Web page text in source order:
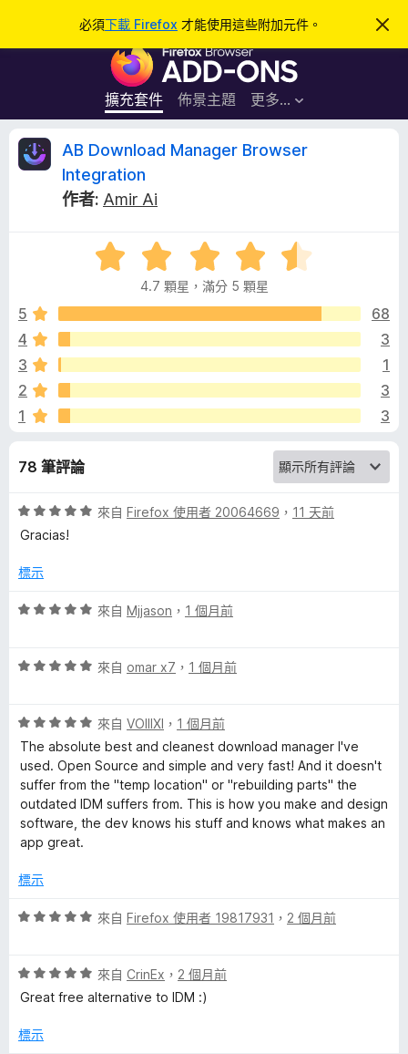
必須下載 Firefox 才能使用這些附加元件。
忽
此
F
r
e
器
附
加
件
擴充套件 佈景主題 更多…
登入
A
B
w
n
l
o
a
d
M
n
a
g
e
r
B
o
AB Download Manager Browser
Integration
作者: Amir Ai
評
價
.
分
滿
5
4.7 顆星，滿分 5 顆星
5
68
4
3
3
1
2
3
1
3
78 筆評論
評
價
分
滿
分
來自 Firefox 使用者 20064669 ， 11 天前
Gracias!
標示
評
分
分
5
分
來自 Mjjason ， 1 個月前
評
分
，
滿
分
5
分
來自 omar x7 ， 1 個月前
評
價
5
分
，
滿
分
分
來自 VOIIIXI ， 1 個月前
The absolute best and cleanest download manager I've
used. Open Source and simple and very fast! And it doesn't
suffer from the "temp location" or "rebuilding parts" the
outdated IDM suffers from. This is how you make and design
software, the dev knows his stuff and knows what makes an
app great.
標示
評
分
，
分
來自 Firefox 使用者 19817931 ， 2 個月前
評
價
分
來自 CrinEx ， 2 個月前
Great free alternative to IDM :)
標示